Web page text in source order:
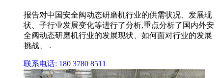
报告对中国安全阀动态研磨机行业的供需状况、发展现
状、子行业发展变化等进行了分析,重点分析了国内外安
全阀动态研磨机行业的发展现状、如何面对行业的发展
挑战、 .
联系电话: 180 3780 8511